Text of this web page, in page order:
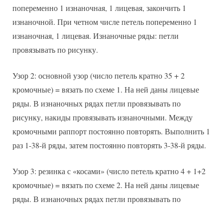
попеременно 1 изнаночная, 1 лицевая, закончить 1
изнаночной. При четном числе петель попеременно 1
изнаночная, 1 лицевая. Изнаночные ряды: петли
провязывать по рисунку.
Узор 2: основной узор (число петель кратно 35 + 2
кромочные) = вязать по схеме 1. На ней даны лицевые
ряды. В изнаночных рядах петли провязывать по
рисунку, накиды провязывать изнаночными. Между
кромочными раппорт постоянно повторять. Выполнить 1
раз 1-38-й ряды, затем постоянно повторять 3-38-й ряды.
Узор 3: резинка с «косами» (число петель кратно 4 + 1+2
кромочные) = вязать по схеме 2. На ней даны лицевые
ряды. В изнаночных рядах петли провязывать по